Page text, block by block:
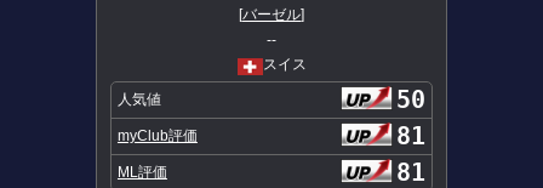
[バーゼル]
--
スイス
人気値 50
myClub評価 81
ML評価 81